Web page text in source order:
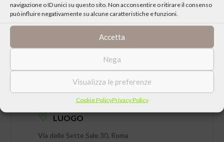
navigazione o ID unici su questo sito. Non acconsentire o ritirare il consenso
può influire negativamente su alcune caratteristiche e funzioni.
Accetta
Nega
Visualizza le preferenze
Cookie PolicyPrivacy Policy
DATA
LUOGO
Via delle Sette Sale 30, Roma